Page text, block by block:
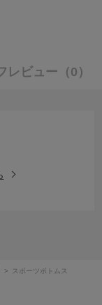
レビュー （0）
>
スポーツボトムス